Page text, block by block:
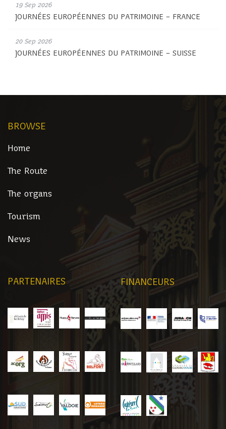
19 Sep 2026
JOURNÉES EUROPÉENNES DU PATRIMOINE – FRANCE
20 Sep 2026
JOURNÉES EUROPÉENNES DU PATRIMOINE – SUISSE
BROWSE
Home
The Route
The organs
Tourism
News
PARTENAIRES FINANCEURS